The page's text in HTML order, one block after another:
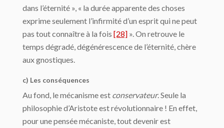
dans l’éternité », « la durée apparente des choses
exprime seulement l’infirmité d’un esprit qui ne peut
pas tout connaître à la fois [28] ». On retrouve le
temps dé­gradé, dégénérescence de l’éternité, chère
aux gnostiques.
c) Les conséquences
Au fond, le mécanisme est conservateur. Seule la
philosophie d’Aristote est révolutionnaire ! En effet,
pour une pensée mécaniste, tout devenir est